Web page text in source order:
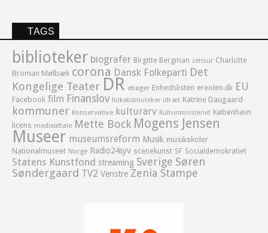
TAGS
biblioteker biografer Birgitte Bergman censur Charlotte
Broman Mølbæk corona Dansk Folkeparti Det
Kongelige Teater DR ebøger Enhedslisten ereolen.dk EU
Facebook film Finanslov folkebiblioteker idræt Katrine Daugaard
kommuner Konservative kulturarv Kulturministeriet København
licens medieaftale Mette Bock Mogens Jensen
Museer museumsreform Musik musikskoler
Nationalmuseet Norge Radio24syv scenekunst SF Socialdemokratiet
Statens Kunstfond streaming Sverige Søren
Søndergaard TV2 Venstre Zenia Stampe